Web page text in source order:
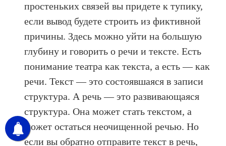
простеньких связей вы придете к тупику,
если вывод будете строить из фиктивной
причины. Здесь можно уйти на большую
глубину и говорить о речи и тексте. Есть
понимание театра как текста, а есть — как
речи. Текст — это состоявшаяся в записи
структура. А речь — это развивающаяся
структура. Она может стать текстом, а
может остаться неочищенной речью. Но
если вы обратно отправите текст в речь,